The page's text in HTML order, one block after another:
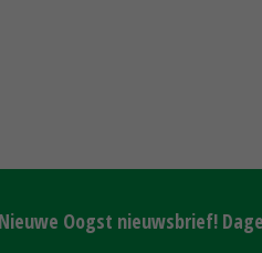
Oogst nieuwsbrief!